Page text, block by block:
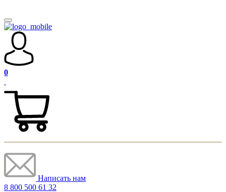
0
Написать нам
8 800 500 61 32